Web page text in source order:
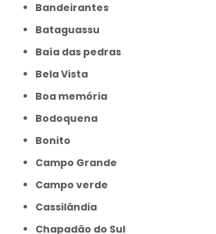
Bandeirantes
Bataguassu
Baía das pedras
Bela Vista
Boa memória
Bodoquena
Bonito
Campo Grande
Campo verde
Cassilândia
Chapadão do Sul